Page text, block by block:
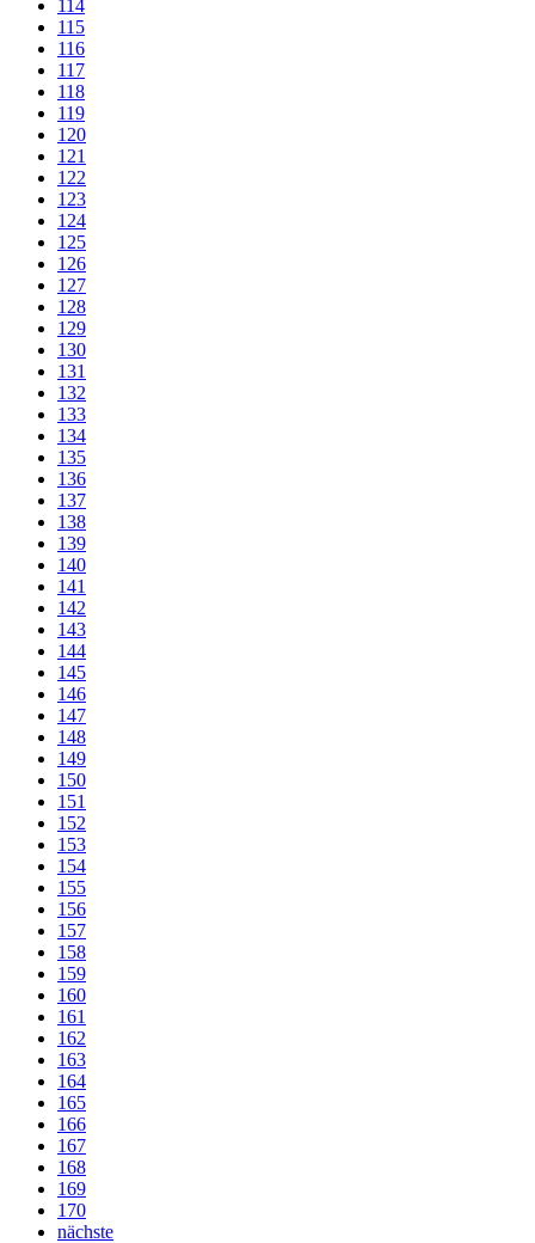
114
115
116
117
118
119
120
121
122
123
124
125
126
127
128
129
130
131
132
133
134
135
136
137
138
139
140
141
142
143
144
145
146
147
148
149
150
151
152
153
154
155
156
157
158
159
160
161
162
163
164
165
166
167
168
169
170
nächste